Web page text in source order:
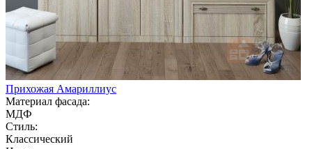
Прихожая Амариллиус
Материал фасада:
МДФ
Стиль:
Классический